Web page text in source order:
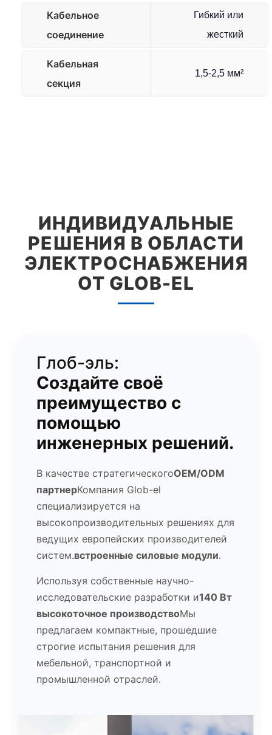
Кабельное
соединение
Гибкий или
жесткий
Кабельная
секция
1,5-2,5 мм²
ИНДИВИДУАЛЬНЫЕ
РЕШЕНИЯ В ОБЛАСТИ
ЭЛЕКТРОСНАБЖЕНИЯ
ОТ GLOB-EL
Глоб-эль:
Создайте своё
преимущество с
помощью
инженерных решений.
В качестве стратегическогоOEM/ODM
партнерКомпания Glob-el
специализируется на
высокопроизводительных решениях для
ведущих европейских производителей
систем.встроенные силовые модули.
Используя собственные научно-
исследовательские разработки и140 Вт
высокоточное производствоМы
предлагаем компактные, прошедшие
строгие испытания решения для
мебельной, транспортной и
промышленной отраслей.